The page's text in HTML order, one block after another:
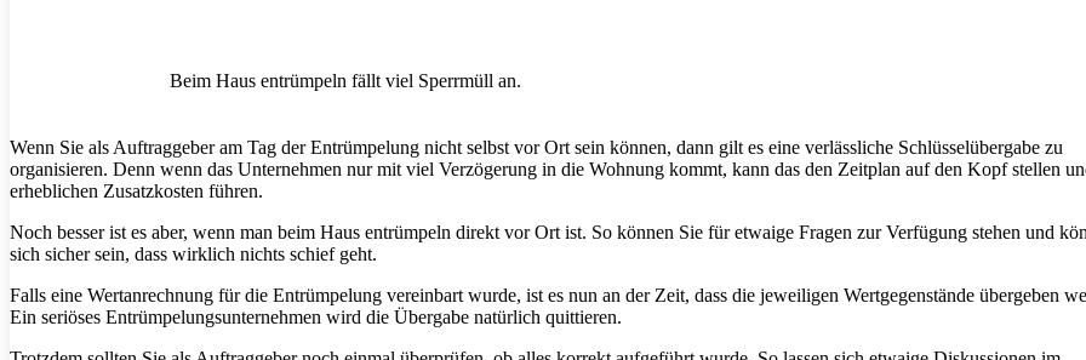
Beim Haus entrümpeln fällt viel Sperrmüll an.
Wenn Sie als Auftraggeber am Tag der Entrümpelung nicht selbst vor Ort sein können, dann gilt es eine verlässliche Schlüsselübergabe zu
organisieren. Denn wenn das Unternehmen nur mit viel Verzögerung in die Wohnung kommt, kann das den Zeitplan auf den Kopf stellen
erheblichen Zusatzkosten führen.
Noch besser ist es aber, wenn man beim Haus entrümpeln direkt vor Ort ist. So können Sie für etwaige Fragen zur Verfügung stehen und
sich sicher sein, dass wirklich nichts schief geht.
Falls eine Wertanrechnung für die Entrümpelung vereinbart wurde, ist es nun an der Zeit, dass die jeweiligen Wertgegenstände übergeben
Ein seriöses Entrümpelungsunternehmen wird die Übergabe natürlich quittieren.